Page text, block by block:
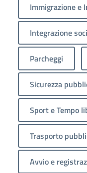
Immigrazione e
Integrazione
Parcheggi
Sicurezza
Sport e Tempo
Trasporto
Avvio e